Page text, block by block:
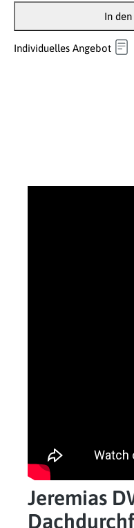
In
Individuelles Angebot
Jeremias